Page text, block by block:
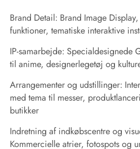
Brand Detail: Brand Image Display,
funktioner, tematiske interaktive
IP-samarbejde: Specialdesignede
til anime, designerlegetøj og
Arrangementer og udstillinger:
med tema til messer,
butikker
Indretning af indkøbscentre og
Kommercielle atrier, fotospots og